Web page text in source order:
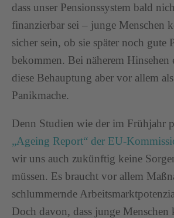
dass unser Pensionssystem bald
finanzierbar sei – junge Menschen
sicher sein, ob sie später noch gute
bekommen. Bei näherem Hinsehen
diese Behauptung aber vor allem
Panikmache.
Denn Studien wie der im Frühjahr
„Ageing Report“ der EU-
wir uns auch zukünftig keine
müssen. Es braucht vor allem
schlummernde
Doch davon, dass junge